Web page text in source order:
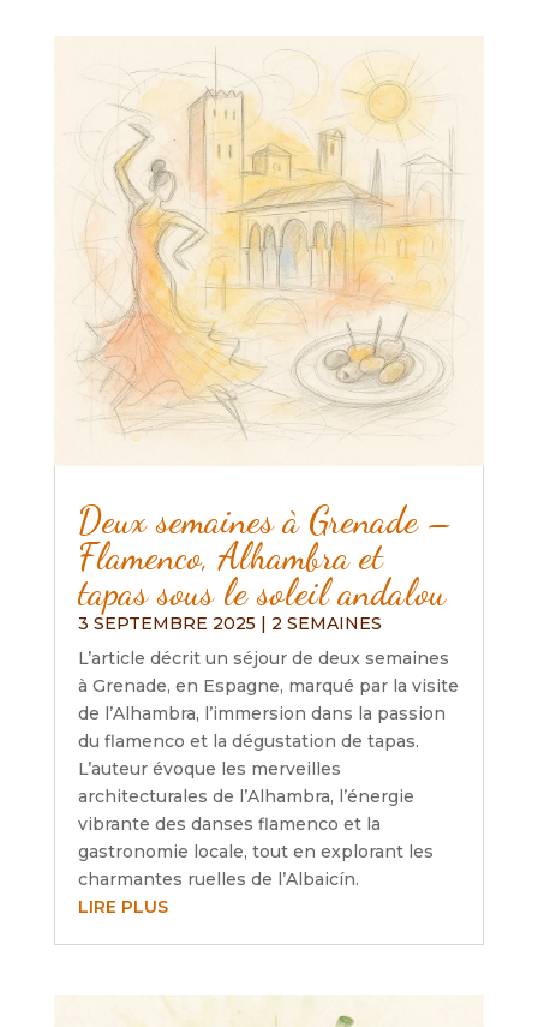
Deux semaines à Grenade –
Flamenco, Alhambra et
tapas sous le soleil andalou
3 SEPTEMBRE 2025 | 2 SEMAINES
L’article décrit un séjour de deux semaines
à Grenade, en Espagne, marqué par la visite
de l’Alhambra, l’immersion dans la passion
du flamenco et la dégustation de tapas.
L’auteur évoque les merveilles
architecturales de l’Alhambra, l’énergie
vibrante des danses flamenco et la
gastronomie locale, tout en explorant les
charmantes ruelles de l’Albaicín.
LIRE PLUS